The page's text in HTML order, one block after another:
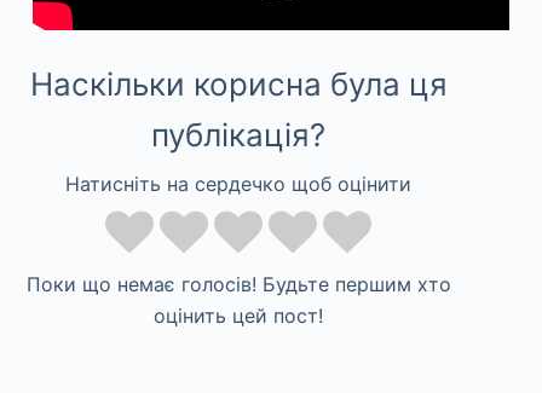
Наскільки корисна була ця
публікація?
Натисніть на сердечко щоб оцінити
Поки що немає голосів! Будьте першим хто
оцінить цей пост!